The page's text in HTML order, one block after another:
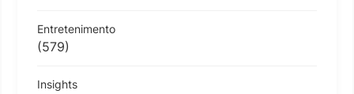
Entretenimento
(579)
Insights